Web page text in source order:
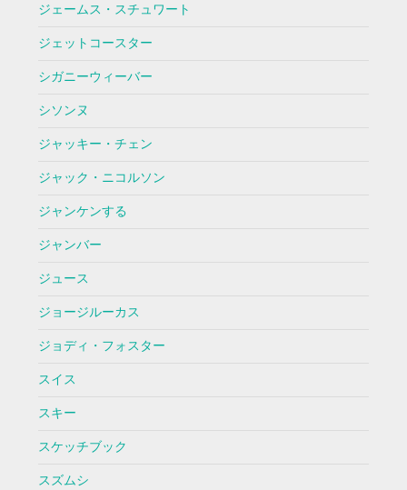
ジェームス・スチュワート
ジェットコースター
シガニーウィーバー
シソンヌ
ジャッキー・チェン
ジャック・ニコルソン
ジャンケンする
ジャンバー
ジュース
ジョージルーカス
ジョディ・フォスター
スイス
スキー
スケッチブック
スズムシ